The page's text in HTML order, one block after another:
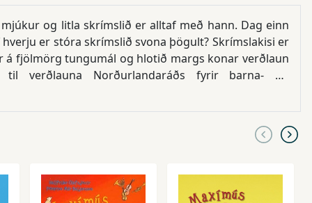
og litla skrímslið er alltaf með hann. Dag einn
er stóra skrímslið svona þögult? Skrímslakisi er
fjölmörg tungumál og hlotið margs konar verðlaun
verðlauna Norðurlandaráðs fyrir barna- og
um skrímslin hefur þriðja bókin, Skrímsli í myrkri,